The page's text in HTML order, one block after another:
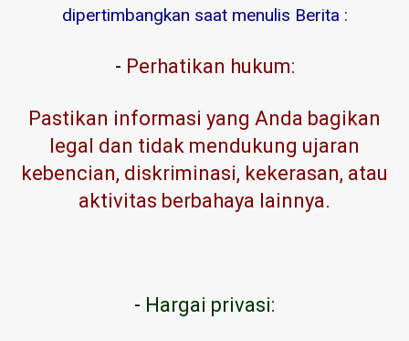
dipertimbangkan saat menulis Berita :
- Perhatikan hukum:
Pastikan informasi yang Anda bagikan
legal dan tidak mendukung ujaran
kebencian, diskriminasi, kekerasan, atau
aktivitas berbahaya lainnya.
- Hargai privasi: